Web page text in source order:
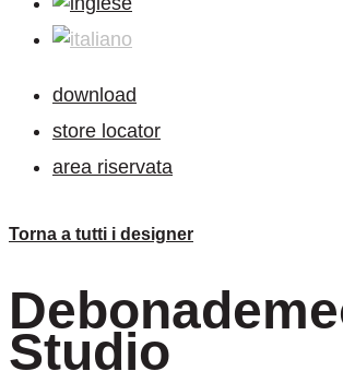
download
store locator
area riservata
Torna a tutti i designer
Studio